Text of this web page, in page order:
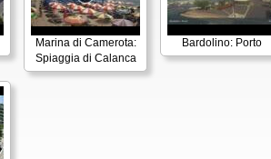
Marina di Camerota:
Spiaggia di Calanca
Bardolino: Porto